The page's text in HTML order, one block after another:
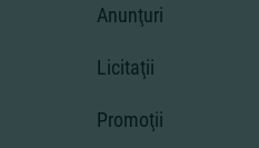
Anunţuri
Licitaţii
Promoţii